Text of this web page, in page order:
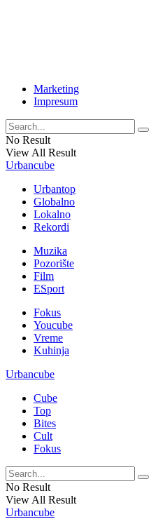
Marketing
Impresum
No Result
View All Result
Urbancube
Urbantop
Globalno
Lokalno
Rekordi
Muzika
Pozorište
Film
ESport
Fokus
Youcube
Vreme
Kuhinja
Urbancube
Cube
Top
Bites
Cult
Fokus
No Result
View All Result
Urbancube